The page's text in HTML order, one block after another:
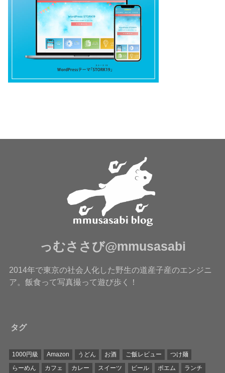
っむささび@mmusasabi
2014年で東京の社会人化した野生の道産子産のエンジニ
ア。飯食って写真撮って遊び歩く！
タグ
1000円級 Amazon うどん お酒 ご飯レビュー
つけ麺
らーめん
カフェ カレー スイーツ ビール ポエム ランチ